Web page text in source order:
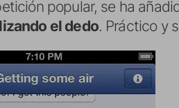
popular, se ha
el dedo. Práctico y